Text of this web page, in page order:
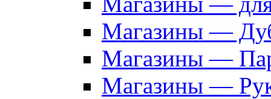
Магазины —
Магазины —
Магазины —